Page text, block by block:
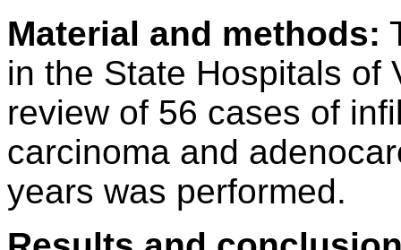
Material and methods:
in the State Hospitals of
review of 56 cases of
carcinoma and
years was performed.